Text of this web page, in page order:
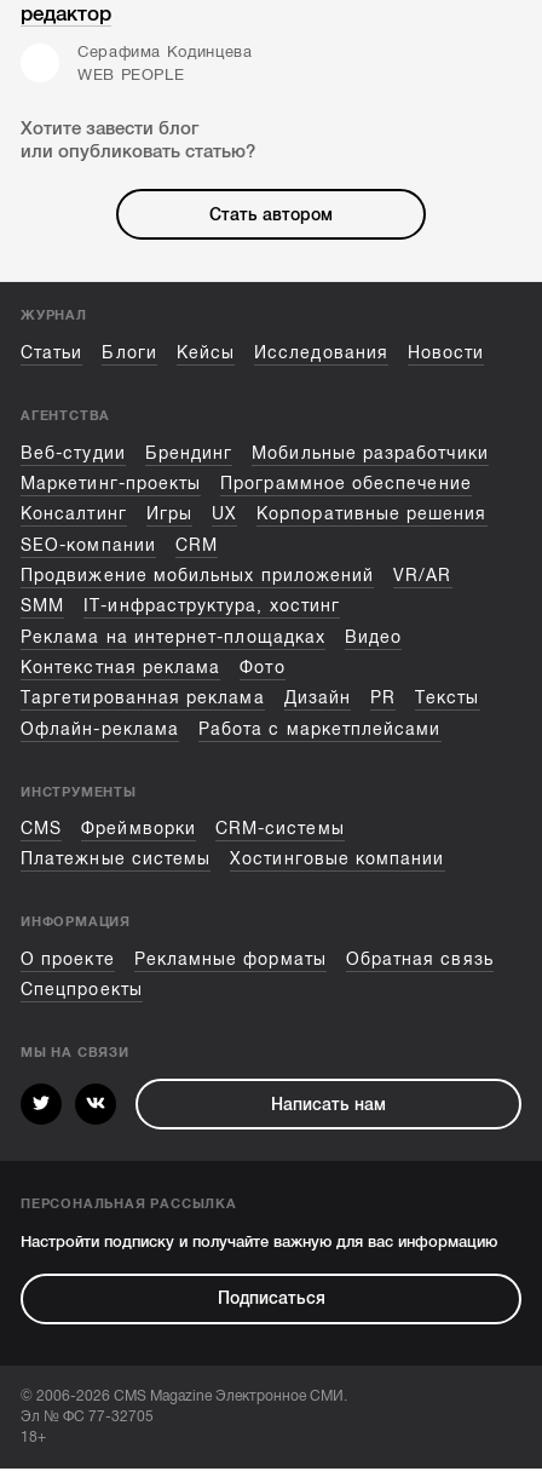
редактор
Серафима Кодинцева
WEB PEOPLE
Хотите завести блог
или опубликовать статью?
Стать автором
ЖУРНАЛ
Статьи Блоги Кейсы Исследования Новости
АГЕНТСТВА
Веб-студии Брендинг
Мобильные разработчики
Маркетинг-проекты
Программное обеспечение
Консалтинг
Игры UX
Корпоративные решения
SEO-компании
CRM
Продвижение мобильных приложений
VR/AR
SMM
IT-инфраструктура, хостинг
Реклама на интернет-площадках
Видео
Контекстная реклама
Фото
Таргетированная реклама
Дизайн PR
Тексты
Офлайн-реклама
Работа с маркетплейсами
ИНСТРУМЕНТЫ
CMS Фреймворки
CRM-системы
Платежные системы
Хостинговые компании
ИНФОРМАЦИЯ
О проекте Рекламные форматы
Обратная связь
Спецпроекты
МЫ НА СВЯЗИ
Написать нам
ПЕРСОНАЛЬНАЯ РАССЫЛКА
Настройти подписку и получайте важную для вас информацию
Подписаться
© 2006-2026 CMS Magazine Электронное СМИ.
Эл № ФС 77-32705
18+